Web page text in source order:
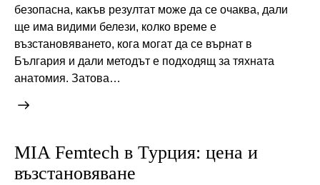
безопасна, какъв резултат може да се очаква, дали
ще има видими белези, колко време е
възстановяването, кога могат да се върнат в
България и дали методът е подходящ за тяхната
анатомия. Затова…
MIA Femtech в Турция: цена и
възстановяване